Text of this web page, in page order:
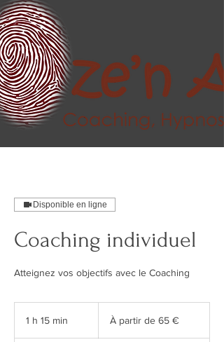
Disponible en ligne
Coaching individuel
Atteignez vos objectifs avec le Coaching
1 h 15 min
partir
euros
À partir de 65 €